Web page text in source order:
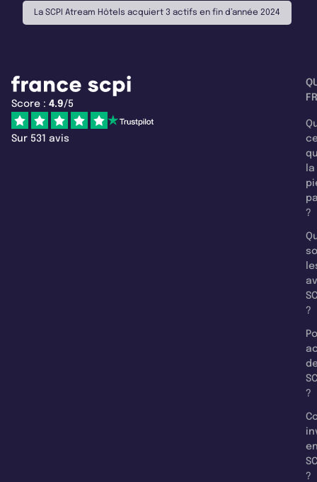
La SCPI Atream Hôtels acquiert 3 actifs en fin d’année 2024
Score : 4.9/5
Sur 531 avis
la
?
?
?
?